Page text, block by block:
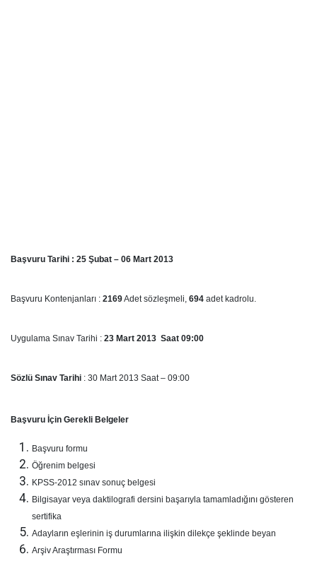
Başvuru Tarihi : 25 Şubat – 06 Mart 2013
Başvuru Kontenjanları : 2169Adet sözleşmeli, 694 adet kadrolu.
Uygulama Sınav Tarihi : 23 Mart 2013 Saat 09:00
Sözlü Sınav Tarihi : 30 Mart 2013 Saat – 09:00
Başvuru İçin Gerekli Belgeler
Başvuru formu
Öğrenim belgesi
KPSS-2012 sınav sonuç belgesi
Bilgisayar veya daktilografi dersini başarıyla tamamladığını gösteren
sertifika
Adayların eşlerinin iş durumlarına ilişkin dilekçe şeklinde beyan
Arşiv Araştırması Formu